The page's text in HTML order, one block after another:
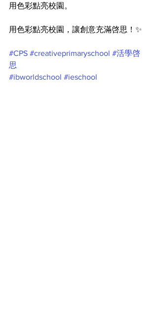
用色彩點亮校園。
用色彩點亮校園，讓創意充滿啓思！✨
#CPS #creativeprimaryschool #活學啓
思
#ibworldschool #ieschool